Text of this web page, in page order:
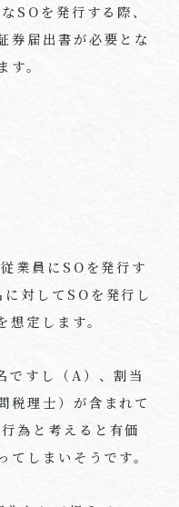
SO を発行する際、
券届出書が必要とな
。
業員に SO を発行す
に対して SO を発行し
定します。
ですし（ A ）、割当
税理士）が含まれて
為と考えると有価
しまいそうです。